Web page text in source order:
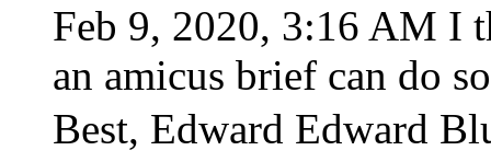
Feb 9, 2020, 3:16 AM I
an amicus brief can do
Best, Edward Edward